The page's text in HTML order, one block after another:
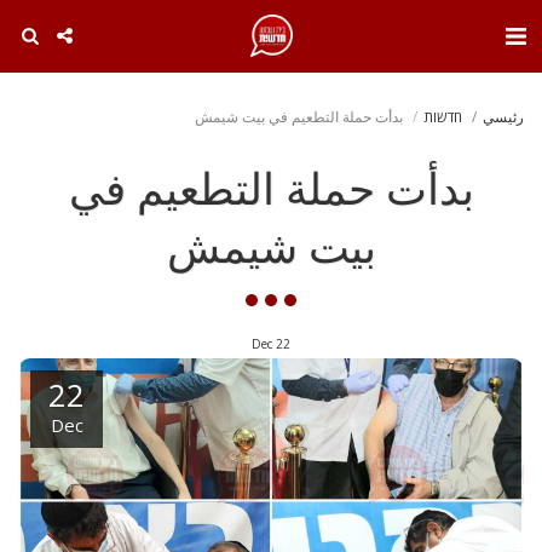
رئيسي חדשות بدأت حملة التطعيم في بيت شيمش
بدأت حملة التطعيم في
بيت شيمش
22
Dec
22
Dec